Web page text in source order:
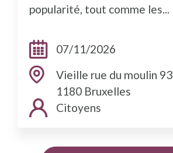
popularité, tout comme les...
Dates:07/11/2026
Adresse:Vieille rue du moulin 93
1180 Bruxelles
Public cible:
Citoyens